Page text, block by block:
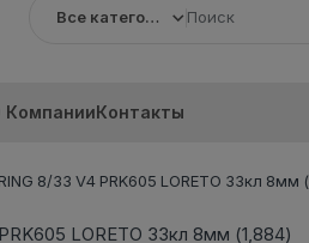
Все категории
КомпанииКонтакты
8/33 V4 PRK605 LORETO 33кл 8мм